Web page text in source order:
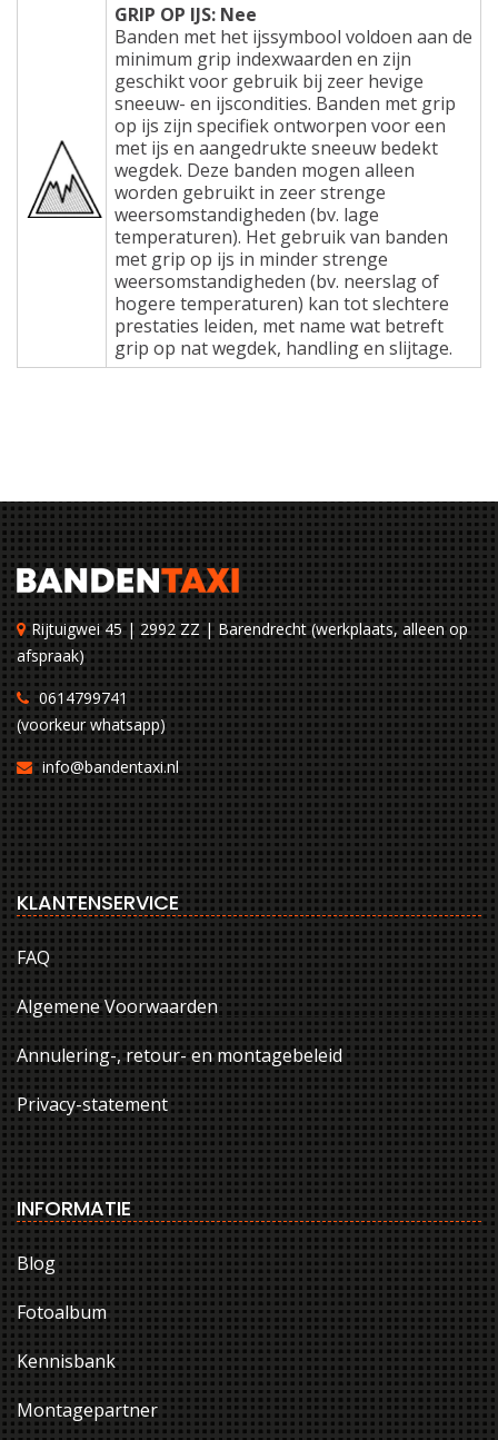
GRIP OP IJS: Nee
Banden met het ijssymbool voldoen aan de
minimum grip indexwaarden en zijn
geschikt voor gebruik bij zeer hevige
sneeuw- en ijscondities. Banden met grip
op ijs zijn specifiek ontworpen voor een
met ijs en aangedrukte sneeuw bedekt
wegdek. Deze banden mogen alleen
worden gebruikt in zeer strenge
weersomstandigheden (bv. lage
temperaturen). Het gebruik van banden
met grip op ijs in minder strenge
weersomstandigheden (bv. neerslag of
hogere temperaturen) kan tot slechtere
prestaties leiden, met name wat betreft
grip op nat wegdek, handling en slijtage.
Rijtuigwei 45 | 2992 ZZ | Barendrecht (werkplaats, alleen op
afspraak)
0614799741
(voorkeur whatsapp)
info@bandentaxi.nl
KLANTENSERVICE
FAQ
Algemene Voorwaarden
Annulering-, retour- en montagebeleid
Privacy-statement
INFORMATIE
Blog
Fotoalbum
Kennisbank
Montagepartner